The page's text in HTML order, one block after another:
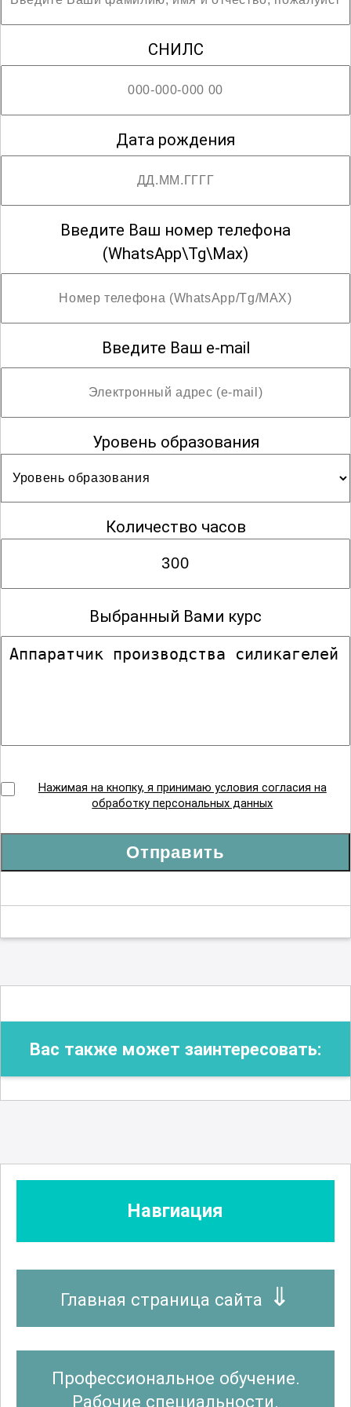
специалистами в данной области.
; Возможны разряды с третьего по пятый
СНИЛС
Дата рождения
Введите Ваш номер телефона
(WhatsApp\Tg\Max)
Введите Ваш e-mail
Уровень образования
Количество часов
Выбранный Вами курс
Нажимая на кнопку, я принимаю условия согласия на
обработку персональных данных
Отправить
Вас также может заинтересовать:
Навгиация
Главная страница сайта
Профессиональное обучение.
Рабочие специальности.